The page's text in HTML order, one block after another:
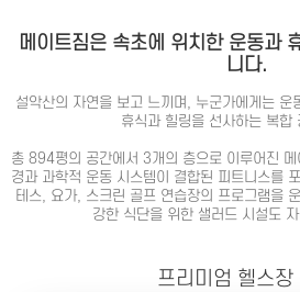
메이트짐은 속초에 위치한 운동과
니다.
설악산의 자연을 보고 느끼며, 누군가에게는 운
휴식과 힐링을 선사하는 복합
총 894평의 공간에서 3개의 층으로 이루어진
경과 과학적 운동 시스템이 결합된 피트니스를
테스, 요가, 스크린 골프 연습장의 프로그램을
강한 식단을 위한 샐러드 시설도
프리미엄 헬스장